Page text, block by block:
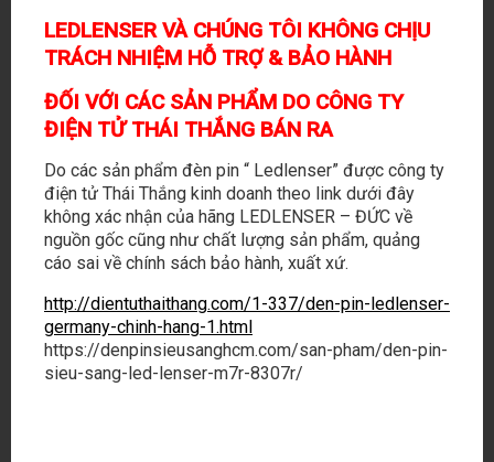
LEDLENSER VÀ CHÚNG TÔI KHÔNG CHỊU
TRÁCH NHIỆM HỖ TRỢ & BẢO HÀNH
ĐỐI VỚI CÁC SẢN PHẨM DO CÔNG TY
ĐIỆN TỬ THÁI THẮNG BÁN RA
Do các sản phẩm đèn pin “ Ledlenser” được công ty
điện tử Thái Thắng kinh doanh theo link dưới đây
không xác nhận của hãng LEDLENSER – ĐỨC về
nguồn gốc cũng như chất lượng sản phẩm, quảng
cáo sai về chính sách bảo hành, xuất xứ.
http://dientuthaithang.com/1-337/den-pin-ledlenser-
germany-chinh-hang-1.html
https://denpinsieusanghcm.com/san-pham/den-pin-
sieu-sang-led-lenser-m7r-8307r/